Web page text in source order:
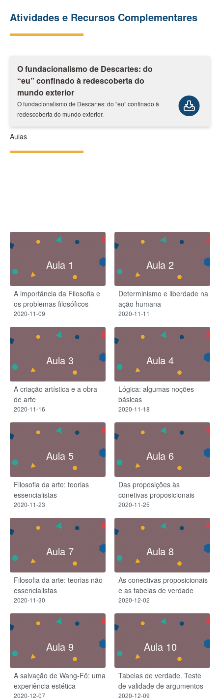
Atividades e Recursos Complementares
O fundacionalismo de Descartes: do
“eu” confinado à redescoberta do
mundo exterior
O fundacionalismo de Descartes: do “eu” confinado à
redescoberta do mundo exterior.
Aulas
Aula 1
A importância da Filosofia e
os problemas filosóficos
2020-11-09
Aula 2
Determinismo e liberdade na
ação humana
2020-11-11
Aula 3
A criação artística e a obra
de arte
2020-11-16
Aula 4
Lógica: algumas noções
básicas
2020-11-18
Aula 5
Filosofia da arte: teorias
essencialistas
2020-11-23
Aula 6
Das proposições às
conetivas proposicionais
2020-11-25
Aula 7
Filosofia da arte: teorias não
essencialistas
2020-11-30
Aula 8
As conectivas proposicionais
e as tabelas de verdade
2020-12-02
Aula 9
A salvação de Wang-Fô: uma
experiência estética
2020-12-07
Aula 10
Tabelas de verdade. Teste
de validade de argumentos
2020-12-09